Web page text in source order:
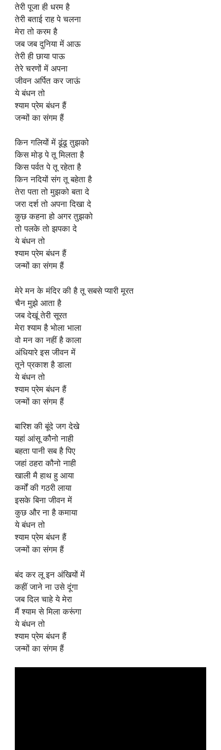
तेरी पूजा ही धरम है
तेरी बताई राह पे चलना
मेरा तो करम है
जब जब दुनिया में आऊ
तेरी ही छाया पाऊ
तेरे चरणों में अपना
जीवन अर्पित कर जाऊं
ये बंधन तो
श्याम प्रेम बंधन हैं
जन्मों का संगम हैं
किन गलियों में ढूंढू तुझको
किस मोड़ पे तू मिलता है
किस पर्वत पे तू रहेता है
किन नदियों संग तू बहेता है
तेरा पता तो मुझको बता दे
जरा दर्श तो अपना दिखा दे
कुछ कहना हो अगर तुझको
तो पलके तो झपका दे
ये बंधन तो
श्याम प्रेम बंधन हैं
जन्मों का संगम हैं
मेरे मन के मंदिर की है तू सबसे प्यारी मूरत
चैन मुझे आता है
जब देखूं तेरी सूरत
मेरा श्याम है भोला भाला
वो मन का नहीं है काला
अंधियारे इस जीवन में
तूने प्रकाश है डाला
ये बंधन तो
श्याम प्रेम बंधन हैं
जन्मों का संगम हैं
बारिश की बूंदे जग देखे
यहां आंसू कौनो नाही
बहता पानी सब है पिए
जहां ठहरा कौनो नाही
खाली मै हाथ हु आया
कर्मों की गठरी लाया
इसके बिना जीवन में
कुछ और ना है कमाया
ये बंधन तो
श्याम प्रेम बंधन हैं
जन्मों का संगम हैं
बंद कर लू इन अंखियों में
कहीं जाने ना उसे दूंगा
जब दिल चाहे ये मेरा
मैं श्याम से मिला करूंगा
ये बंधन तो
श्याम प्रेम बंधन हैं
जन्मों का संगम हैं